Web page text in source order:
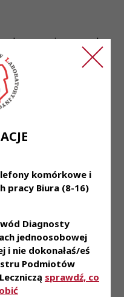
komórkowe i
pracy Biura (8-16)
Diagnosty
jednoosobowej
i nie dokonałaś/eś
Podmiotów
sprawdź, co
zawodu
warunek konieczny.
pracę i chcesz się
i umiesz
umowę zlecenie lub
do piątku w
m.in: kartę MultiSport
opiekę medyczną,
zniżki na
językowy online. •
i dofinansowania